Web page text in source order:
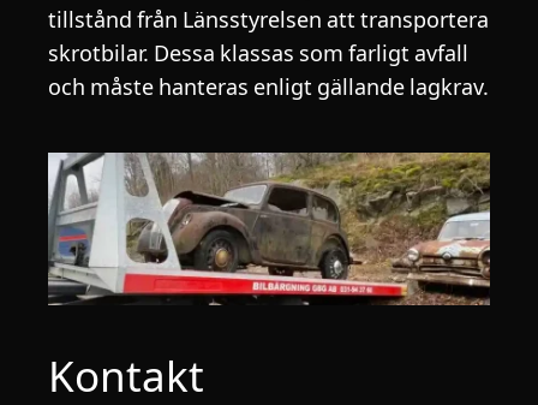
tillstånd från Länsstyrelsen att transportera
skrotbilar. Dessa klassas som farligt avfall
och måste hanteras enligt gällande lagkrav.
Kontakt